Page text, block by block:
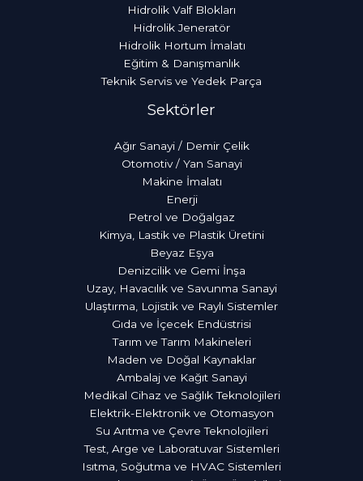
Hidrolik Valf Blokları
Hidrolik Jeneratör
Hidrolik Hortum İmalatı
Eğitim & Danışmanlık
Teknik Servis ve Yedek Parça
Sektörler
Ağır Sanayi / Demir Çelik
Otomotiv / Yan Sanayi
Makine İmalatı
Enerji
Petrol ve Doğalgaz
Kimya, Lastik ve Plastik Üretini
Beyaz Eşya
Denizcilik ve Gemi İnşa
Uzay, Havacılık ve Savunma Sanayi
Ulaştırma, Lojistik ve Raylı Sistemler
Gıda ve İçecek Endüstrisi
Tarım ve Tarım Makineleri
Maden ve Doğal Kaynaklar
Ambalaj ve Kağıt Sanayi
Medikal Cihaz ve Sağlık Teknolojileri
Elektrik-Elektronik ve Otomasyon
Su Arıtma ve Çevre Teknolojileri
Test, Arge ve Laboratuvar Sistemleri
Isıtma, Soğutma ve HVAC Sistemleri